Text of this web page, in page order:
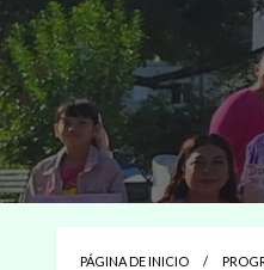
PÁGINA DE INICIO